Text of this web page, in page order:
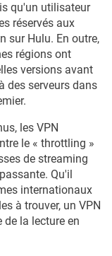
qu'un utilisateur
réservés aux
sur Hulu. En outre,
régions ont
versions avant
des serveurs dans
les VPN
le « throttling »
de streaming
Qu'il
internationaux
à trouver, un VPN
de la lecture en